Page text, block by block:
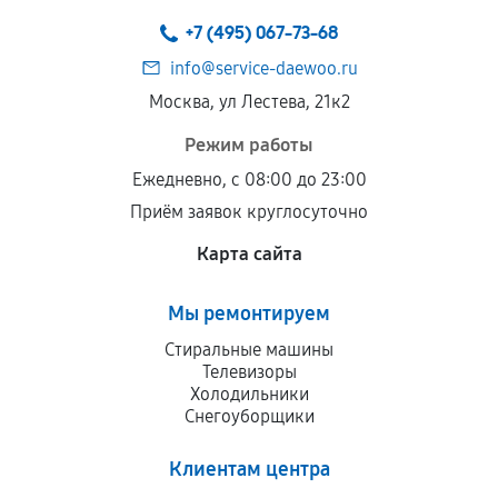
При этом гарантия на сами комплектующие
продавца. За качество сторонних деталей
сервисный центр ответственности не несет.
+7 (495) 067-73-68
info@service-daewoo.ru
Москва, ул Лестева, 21к2
Режим работы
Ежедневно, с 08:00 до 23:00
Приём заявок круглосуточно
Карта сайта
Мы ремонтируем
Стиральные машины
Телевизоры
Холодильники
Снегоуборщики
Клиентам центра